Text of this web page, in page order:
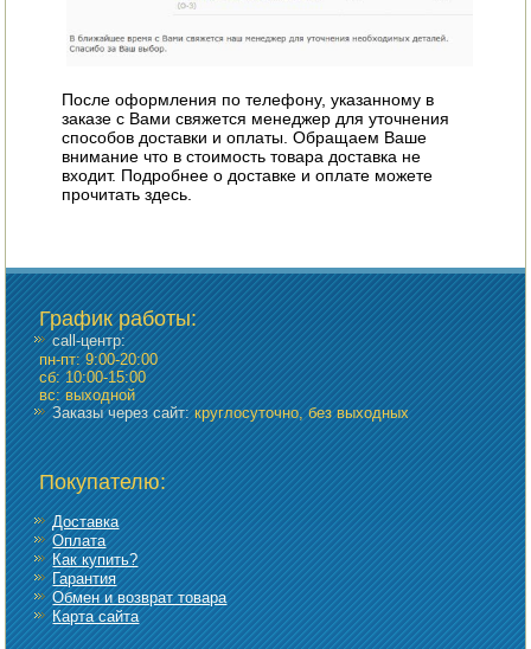
После оформления по телефону, указанному в
заказе с Вами свяжется менеджер для уточнения
способов доставки и оплаты. Обращаем Ваше
внимание что в стоимость товара доставка не
входит. Подробнее о доставке и оплате можете
прочитать здесь.
График работы:
call-центр:
пн-пт: 9:00-20:00
сб: 10:00-15:00
вс: выходной
Заказы через сайт:круглосуточно, без выходных
Покупателю:
Доставка
Оплата
Как купить?
Гарантия
Обмен и возврат товара
Карта сайта